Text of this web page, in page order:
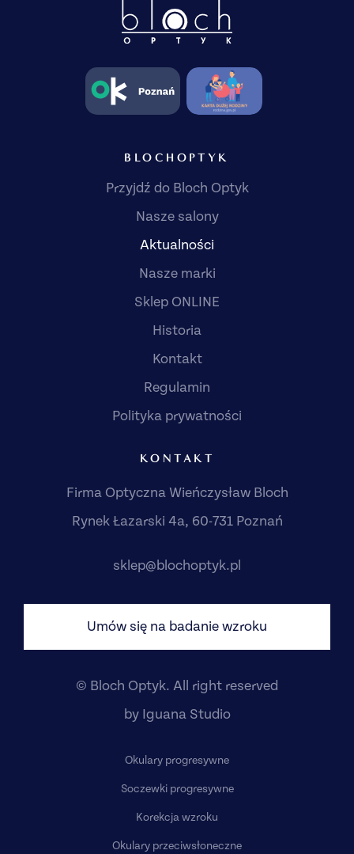
BLOCHOPTYK
Przyjdź do Bloch Optyk
Nasze salony
Aktualności
Nasze marki
Sklep ONLINE
Historia
Kontakt
Regulamin
Polityka prywatności
KONTAKT
Firma Optyczna Wieńczysław Bloch
Rynek Łazarski 4a, 60-731 Poznań
sklep@blochoptyk.pl
Umów się na badanie wzroku
© Bloch Optyk. All right reserved
by Iguana Studio
Okulary progresywne
Soczewki progresywne
Korekcja wzroku
Okulary przeciwsłoneczne